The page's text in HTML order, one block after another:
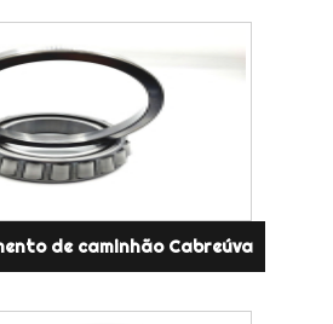
de caminhão Cabreúva